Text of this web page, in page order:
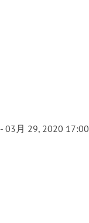
- 03月 29, 2020 17:00